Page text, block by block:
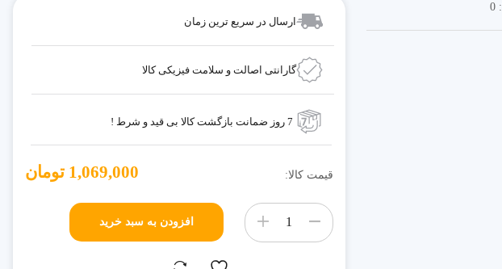
0
ارسال در سریع ترین زمان
گارانتی اصالت و سلامت فیزیکی کالا
7 روز ضمانت بازگشت کالا بی قید و شرط !
قیمت کالا: 1,069,000 تومان
افزودن به سبد خرید